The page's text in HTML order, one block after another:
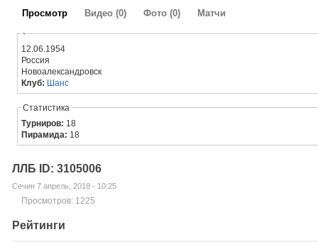
Просмотр Видео (0) Фото (0) Матчи
-
12.06.1954
Россия
Новоалександровск
Клуб: Шанс
Статистика
Турниров: 18
Пирамида: 18
ЛЛБ ID: 3105006
Сечин 7 апрель, 2018 - 10:25
Просмотров: 1225
Рейтинги